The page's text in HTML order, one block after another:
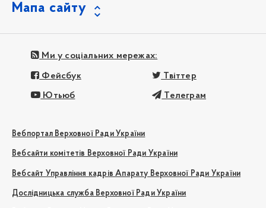
Мапа сайту
Ми у соціальних мережах:
Фейсбук Твіттер
Ютьюб Телеграм
Вебпортал Верховної Ради України
Вебсайти комітетів Верховної Ради України
Вебсайт Управління кадрів Апарату Верховної Ради України
Дослідницька служба Верховної Ради України